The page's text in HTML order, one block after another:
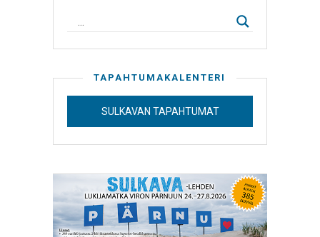
TAPAHTUMAKALENTERI
SULKAVAN TAPAHTUMAT